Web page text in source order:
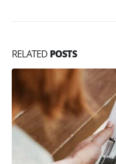
RELATED POSTS